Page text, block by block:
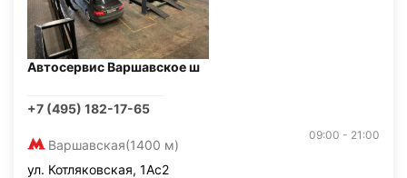
Автосервис Варшавское ш
+7 (495) 182-17-65
Варшавская(1400 м)
09:00 - 21:00
ул. Котляковская, 1Ас2